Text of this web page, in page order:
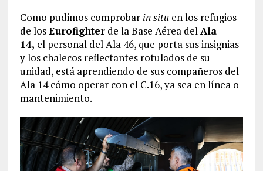
Como pudimos comprobar in situen los refugios
de losEurofighterde la Base Aérea delAla
14, el personal del Ala 46, que porta sus insignias
y los chalecos reflectantes rotulados de su
unidad, está aprendiendo de sus compañeros del
Ala 14 cómo operar con el C.16, ya sea en línea o
mantenimiento.